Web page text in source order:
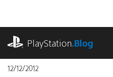
contenu
PlayStation.Blog
12/12/2012